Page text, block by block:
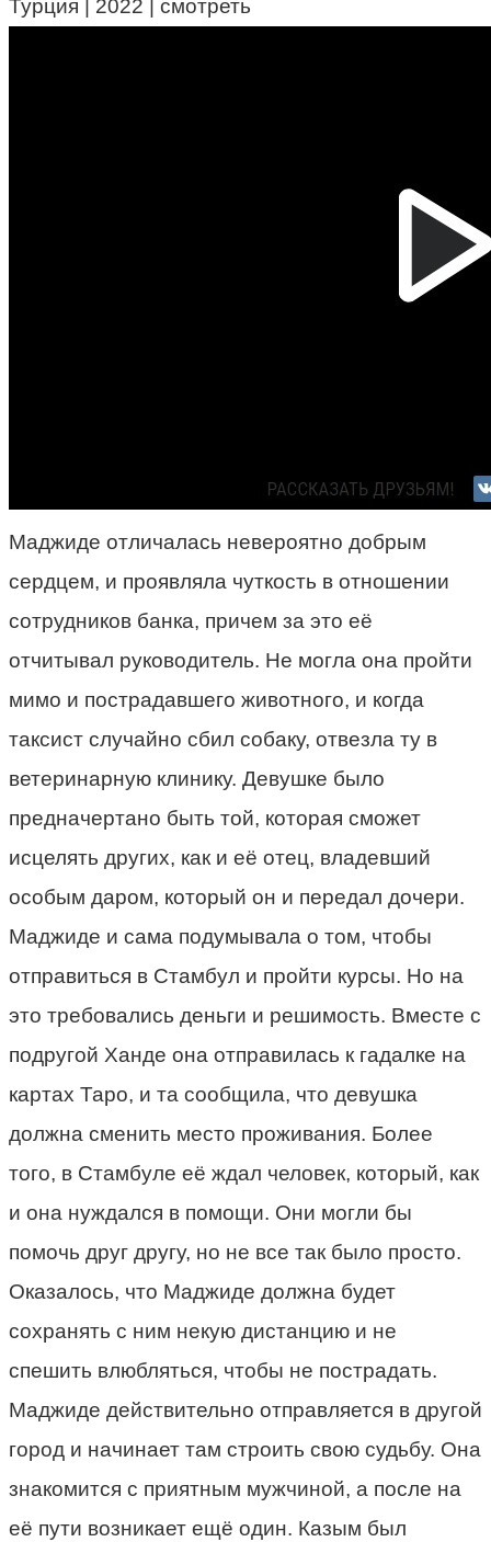
Турция | 2022 | смотреть
Маджиде отличалась невероятно добрым
сердцем, и проявляла чуткость в отношении
сотрудников банка, причем за это её
отчитывал руководитель. Не могла она пройти
мимо и пострадавшего животного, и когда
таксист случайно сбил собаку, отвезла ту в
ветеринарную клинику. Девушке было
предначертано быть той, которая сможет
исцелять других, как и её отец, владевший
особым даром, который он и передал дочери.
Маджиде и сама подумывала о том, чтобы
отправиться в Стамбул и пройти курсы. Но на
это требовались деньги и решимость. Вместе с
подругой Ханде она отправилась к гадалке на
картах Таро, и та сообщила, что девушка
должна сменить место проживания. Более
того, в Стамбуле её ждал человек, который, как
и она нуждался в помощи. Они могли бы
помочь друг другу, но не все так было просто.
Оказалось, что Маджиде должна будет
сохранять с ним некую дистанцию и не
спешить влюбляться, чтобы не пострадать.
Маджиде действительно отправляется в другой
город и начинает там строить свою судьбу. Она
знакомится с приятным мужчиной, а после на
её пути возникает ещё один. Казым был